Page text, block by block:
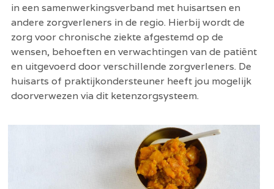
in een samenwerkingsverband met huisartsen en
andere zorgverleners in de regio. Hierbij wordt de
zorg voor chronische ziekte afgestemd op de
wensen, behoeften en verwachtingen van de patiënt
en uitgevoerd door verschillende zorgverleners. De
huisarts of praktijkondersteuner heeft jou mogelijk
doorverwezen via dit ketenzorgsysteem.